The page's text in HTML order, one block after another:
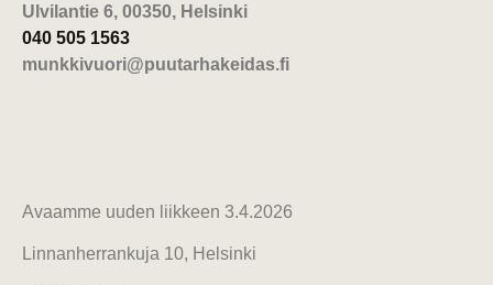
Ulvilantie 6, 00350, Helsinki
040 505 1563
munkkivuori@puutarhakeidas.fi
Avaamme uuden liikkeen 3.4.2026
Linnanherrankuja 10, Helsinki